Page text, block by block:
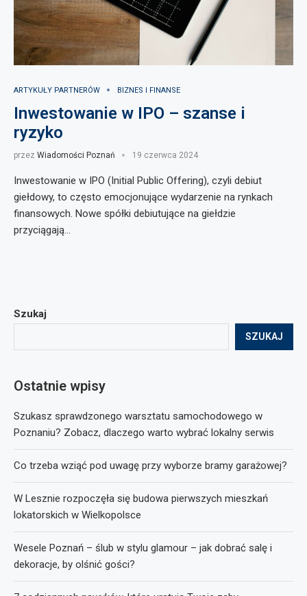
ARTYKUŁY PARTNERÓW BIZNES I FINANSE
Inwestowanie w IPO – szanse i
ryzyko
przez Wiadomości Poznań 19 czerwca 2024
Inwestowanie w IPO (Initial Public Offering), czyli debiut
giełdowy, to często emocjonujące wydarzenie na rynkach
finansowych. Nowe spółki debiutujące na giełdzie
przyciągają…
Szukaj
SZUKAJ
Ostatnie wpisy
Szukasz sprawdzonego warsztatu samochodowego w
Poznaniu? Zobacz, dlaczego warto wybrać lokalny serwis
Co trzeba wziąć pod uwagę przy wyborze bramy garażowej?
W Lesznie rozpoczęła się budowa pierwszych mieszkań
lokatorskich w Wielkopolsce
Wesele Poznań – ślub w stylu glamour – jak dobrać salę i
dekoracje, by olśnić gości?